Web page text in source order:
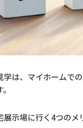
学は、マイホームで
示場に行く4つのメ